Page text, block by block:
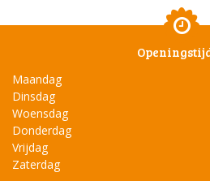
Maandag
Dinsdag
Woensdag
Donderdag
Vrijdag
Zaterdag